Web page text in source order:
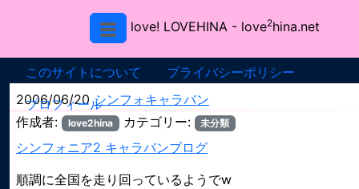
love! LOVEHINA - love2hina.net
このサイトについて
プライバシーポリシー
プロフィール
2006/06/20シンフォキャラバン
作成者:
love2hina カテゴリー: 未分類
シンフォニア2 キャラバンブログ
順調に全国を走り回っているようでw